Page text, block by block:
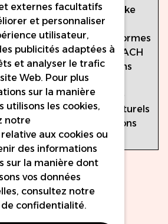
Couleur : Milkshake
Volume: 15ml
Conforme aux normes
européennes REACH
Végétalien et sans
cruauté
Fabriqués à base
d'ingrédients naturels
Stérilisé aux rayons
gamma
externes facultatifs
et personnaliser
utilisateur,
publicités adaptées à
et analyser le trafic
Web. Pour plus
sur la manière
utilisons les cookies,
notre
aux cookies ou
des informations
sur la manière dont
vos données
consultez notre
confidentialité.